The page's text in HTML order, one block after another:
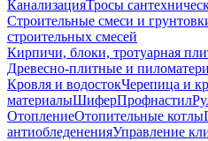
КанализацияТросы
Строительные смеси и
строительных смесей
Кирпичи, блоки, тротуарная
Древесно-плитные и
Кровля и водостокЧерепица и
материалыШиферПрофнастил
ОтоплениеОтопительные котлы
антиобледененияУправление